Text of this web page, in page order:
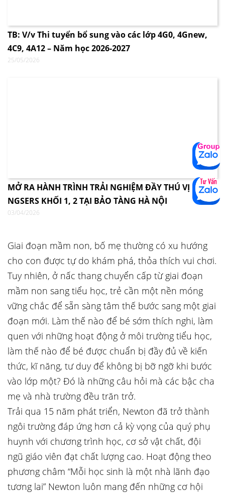
TB: V/v Thi tuyển bổ sung vào các lớp 4G0, 4Gnew,
4C9, 4A12 – Năm học 2026-2027
25/05/2026
MỞ RA HÀNH TRÌNH TRẢI NGHIỆM ĐẦY THÚ VỊ CÙNG
NGSERS KHỐI 1, 2 TẠI BẢO TÀNG HÀ NỘI
03/04/2026
Giai đoạn mầm non, bố mẹ thường có xu hướng
cho con được tự do khám phá, thỏa thích vui chơi.
Tuy nhiên, ở nấc thang chuyển cấp từ giai đoạn
mầm non sang tiểu học, trẻ cần một nền móng
vững chắc để sẵn sàng tâm thế bước sang một giai
đoạn mới. Làm thế nào để bé sớm thích nghi, làm
quen với những hoạt động ở môi trường tiểu học,
làm thế nào để bé được chuẩn bị đầy đủ về kiến
thức, kĩ năng, tư duy để không bị bỡ ngỡ khi bước
vào lớp một? Đó là những câu hỏi mà các bậc cha
mẹ và nhà trường đều trăn trở.
Trải qua 15 năm phát triển, Newton đã trở thành
ngôi trường đáp ứng hơn cả kỳ vọng của quý phụ
huynh với chương trình học, cơ sở vật chất, đội
ngũ giáo viên đạt chất lượng cao. Hoạt động theo
phương châm “Mỗi học sinh là một nhà lãnh đạo
tương lai” Newton luôn mang đến những cơ hội